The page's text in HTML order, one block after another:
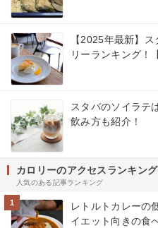
【2025年最新】
リーランキング！
スタバのソイラテ
飲み方も紹介！
カロリーのアクセスランキング
人気のある記事ランキング
1
レトルトカレーの
イエット向きの食